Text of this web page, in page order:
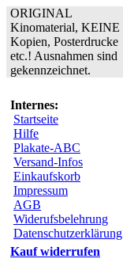
ORIGINAL
Kinomaterial, KEINE
Kopien, Posterdrucke
etc.! Ausnahmen sind
gekennzeichnet.
Internes:
Startseite
Hilfe
Plakate-ABC
Versand-Infos
Einkaufskorb
Impressum
AGB
Widerufsbelehrung
Datenschutzerklärung
Kauf widerrufen